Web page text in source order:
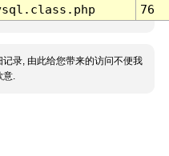
76
录, 由此给您带来的访问不便我
意.